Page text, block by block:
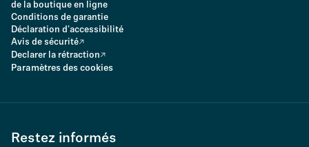
de la boutique en ligne
Conditions de garantie
Déclaration d'accessibilité
Avis de sécurité
Declarer la rétraction
Paramètres des cookies
Restez informés